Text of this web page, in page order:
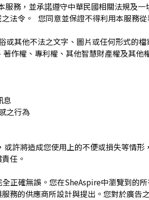
務，並承諾遵守中華民國相關法規及一
法令。 您同意並保證不得利用本服務
或其他不法之文字、圖片或任何形式的檔
作權、專利權、其他智慧財產權及其他
息
之行為
許將造成您使用上的不便或損失等情形
任。
正確無誤。您在SheAspire中瀏覽到的
務的供應商所設計與提出。您對於廣告